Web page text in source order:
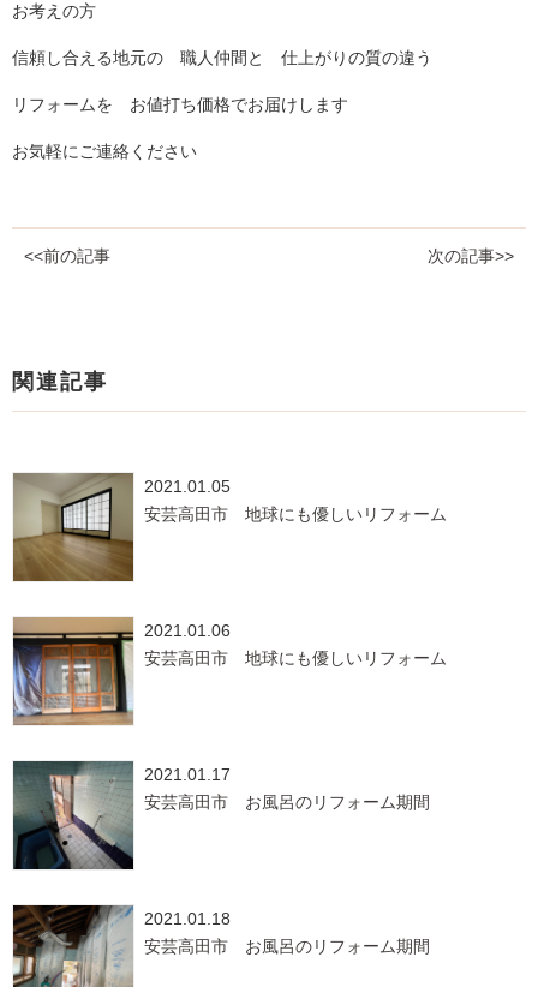
お考えの方
信頼し合える地元の 職人仲間と 仕上がりの質の違う
リフォームを お値打ち価格でお届けします
お気軽にご連絡ください
<<前の記事 次の記事>>
関連記事
2021.01.05
安芸高田市 地球にも優しいリフォーム
2021.01.06
安芸高田市 地球にも優しいリフォーム
2021.01.17
安芸高田市 お風呂のリフォーム期間
2021.01.18
安芸高田市 お風呂のリフォーム期間